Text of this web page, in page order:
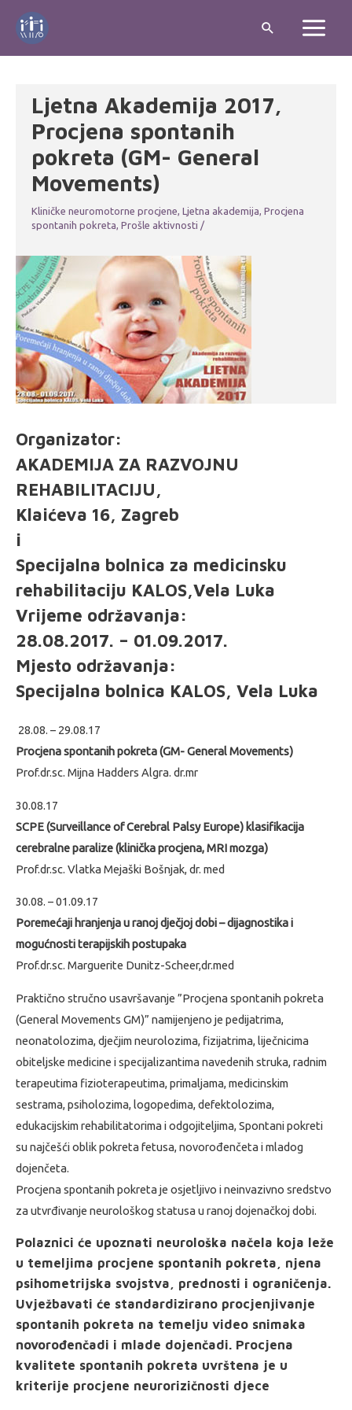
Search
Main
Ljetna Akademija 2017,
Procjena spontanih
pokreta (GM- General
Movements)
Kliničke neuromotorne procjene, Ljetna akademija, Procjena
spontanih pokreta, Prošle aktivnosti /
Organizator:
AKADEMIJA ZA RAZVOJNU
REHABILITACIJU,
Klaićeva 16, Zagreb
i
Specijalna bolnica za medicinsku
rehabilitaciju KALOS,Vela Luka
Vrijeme održavanja:
28.08.2017. – 01.09.2017.
Mjesto održavanja:
Specijalna bolnica KALOS, Vela Luka
28.08. – 29.08.17
Procjena spontanih pokreta (GM- General Movements)
Prof.dr.sc. Mijna Hadders Algra. dr.mr
30.08.17
SCPE (Surveillance of Cerebral Palsy Europe) klasifikacija
cerebralne paralize (klinička procjena, MRI mozga)
Prof.dr.sc. Vlatka Mejaški Bošnjak, dr. med
30.08. – 01.09.17
Poremećaji hranjenja u ranoj dječjoj dobi – dijagnostika i
mogućnosti terapijskih postupaka
Prof.dr.sc. Marguerite Dunitz-Scheer,dr.med
Praktično stručno usavršavanje ”Procjena spontanih pokreta
(General Movements GM)” namijenjeno je pedijatrima,
neonatolozima, dječjim neurolozima, fizijatrima, liječnicima
obiteljske medicine i specijalizantima navedenih struka, radnim
terapeutima fizioterapeutima, primaljama, medicinskim
sestrama, psiholozima, logopedima, defektolozima,
edukacijskim rehabilitatorima i odgojiteljima, Spontani pokreti
su najčešći oblik pokreta fetusa, novorođenčeta i mladog
dojenčeta.
Procjena spontanih pokreta je osjetljivo i neinvazivno sredstvo
za utvrđivanje neurološkog statusa u ranoj dojenačkoj dobi.
Polaznici će upoznati neurološka načela koja leže
u temeljima procjene spontanih pokreta, njena
psihometrijska svojstva, prednosti i ograničenja.
Uvježbavati će standardizirano procjenjivanje
spontanih pokreta na temelju video snimaka
novorođenčadi i mlade dojenčadi. Procjena
kvalitete spontanih pokreta uvrštena je u
kriterije procjene neurorizičnosti djece